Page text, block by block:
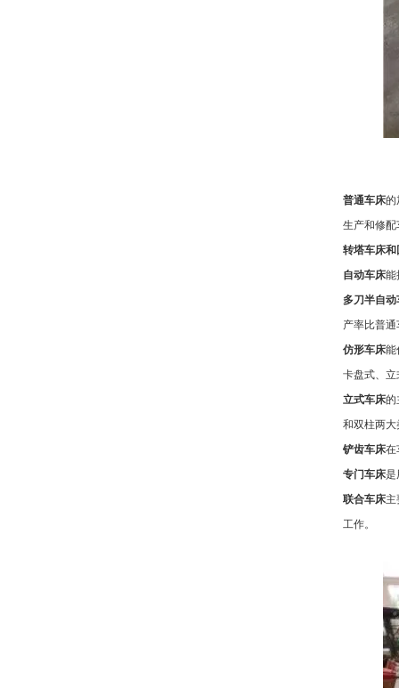
普通车床的
生产和修配
转塔车床和
自动车床能
多刀半自动
产率比普
仿形车床能
卡盘式、
立式车床的
和双柱两大
铲齿车床在
专门车床是
联合车床主
工作。